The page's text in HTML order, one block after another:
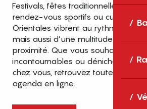
Festivals, fêtes traditionnelles,
rendez-vous sportifs ou culturels…
Orientales vibrent au rythme de
mais aussi d’une multitude
proximité. Que vous souhaitiez vivre
incontournables ou dénicher des
chez vous, retrouvez toutes les
agenda en ligne.
Top des événements
en famille
cet été dans les
Entre mer Méditerranée,